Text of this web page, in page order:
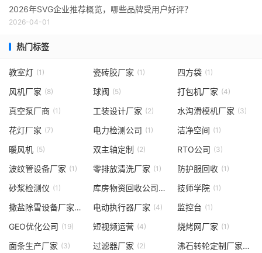
2026年SVG企业推荐概览，哪些品牌受用户好评？
2026-04-01
热门标签
教室灯 (1) 瓷砖胶厂家 (1) 四方袋 (1)
风机厂家 (8) 球阀 (5) 打包机厂家 (4)
真空泵厂商 (1) 工装设计厂家 (2) 水沟滑模机厂家 (3)
花灯厂家 (7) 电力检测公司 (1) 洁净空间 (1)
暖风机 (5) 双主轴定制 (2) RTO公司 (3)
波纹管设备厂家 (1) 零排放清洗厂家 (1) 防护服回收 (1)
砂浆检测仪 (1) 库房物资回收公司
(1) 技师学院 (1)
撒盐除雪设备厂家
(1) 电动执行器厂家 (4) 监控台 (1)
GEO优化公司 (19) 短视频运营 (4) 烧烤网厂家 (1)
面条生产厂家 (3) 过滤器厂家 (2) 沸石转轮定制厂家
(1)